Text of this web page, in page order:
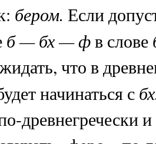
бером. Если
б — бх — фв слове
что в
начинаться с
древнегречески